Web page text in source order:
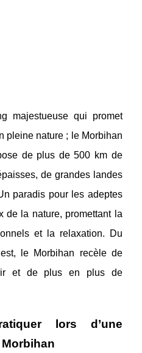
majestueuse qui promet
pleine nature ; le Morbihan
de plus de 500 km de
de grandes landes
paradis pour les adeptes
de la nature, promettant la
et la relaxation. Du
le Morbihan recèle de
et de plus en plus de
lors d’une